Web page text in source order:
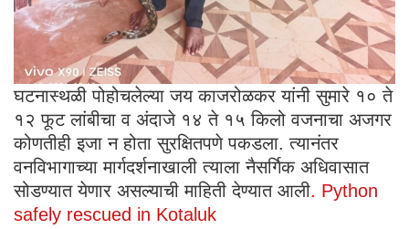
घटनास्थळी पोहोचलेल्या जय काजरोळकर यांनी सुमारे १० ते
१२ फूट लांबीचा व अंदाजे १४ ते १५ किलो वजनाचा अजगर
कोणतीही इजा न होता सुरक्षितपणे पकडला. त्यानंतर
वनविभागाच्या मार्गदर्शनाखाली त्याला नैसर्गिक अधिवासात
सोडण्यात येणार असल्याची माहिती देण्यात आली. Python
safely rescued in Kotaluk